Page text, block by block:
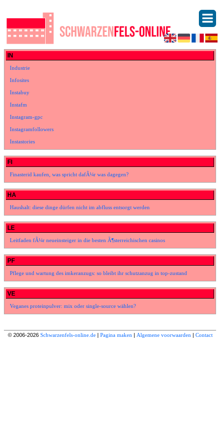
IN
Industrie
Infosites
Instabuy
Instafm
Instagram-gpc
Instagramfollowers
Instastories
FI
Finasterid kaufen, was spricht dafÃ¼r was dagegen?
HA
Haushalt: diese dinge dürfen nicht im abfluss entsorgt werden
LE
Leitfaden fÃ¼r neueinsteiger in die besten Ã¶sterreichischen casinos
PF
Pflege und wartung des imkeranzugs: so bleibt ihr schutzanzug in top-zustand
VE
Veganes proteinpulver: mix oder single-source wählen?
© 2006-2026 Schwarzenfels-online.de| Pagina maken | Algemene voorwaarden | Contact